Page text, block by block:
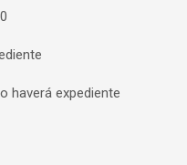
haverá expediente